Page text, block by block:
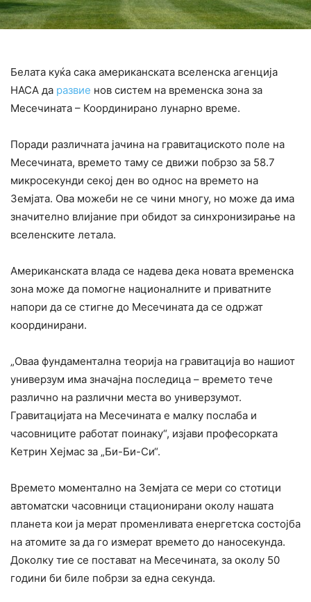
Белата куќа сака американската вселенска агенција
НАСА да развие нов систем на временска зона за
Месечината – Координирано лунарно време.
Поради различната јачина на гравитациското поле на
Месечината, времето таму се движи побрзо за 58.7
микросекунди секој ден во однос на времето на
Земјата. Ова можеби не се чини многу, но може да има
значително влијание при обидот за синхронизирање на
вселенските летала.
Американската влада се надева дека новата временска
зона може да помогне националните и приватните
напори да се стигне до Месечината да се одржат
координирани.
„Оваа фундаментална теорија на гравитација во нашиот
универзум има значајна последица – времето тече
различно на различни места во универзумот.
Гравитацијата на Месечината е малку послаба и
часовниците работат поинаку“, изјави професорката
Кетрин Хејмас за „Би-Би-Си“.
Времето моментално на Земјата се мери со стотици
автоматски часовници стационирани околу нашата
планета кои ја мерат променливата енергетска состојба
на атомите за да го измерат времето до наносекунда.
Доколку тие се постават на Месечината, за околу 50
години би биле побрзи за една секунда.